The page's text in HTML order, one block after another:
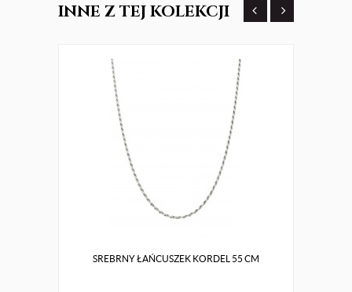
INNE Z TEJ KOLEKCJI
SREBRNY ŁAŃCUSZEK KORDEL 55 CM